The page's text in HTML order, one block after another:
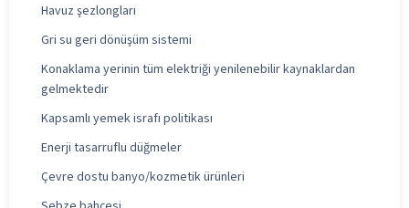
Havuz şezlongları
Gri su geri dönüşüm sistemi
Konaklama yerinin tüm elektriği yenilenebilir kaynaklardan
gelmektedir
Kapsamlı yemek israfı politikası
Enerji tasarruflu düğmeler
Çevre dostu banyo/kozmetik ürünleri